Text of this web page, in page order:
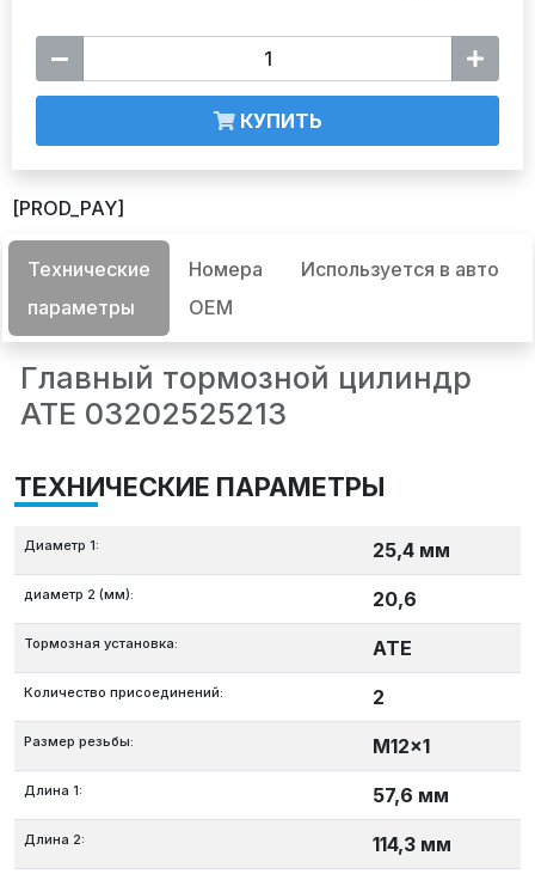
КУПИТЬ
[PROD_PAY]
Технические
параметры
Номера
OEM
Используется в авто
Главный тормозной цилиндр
ATE 03202525213
ТЕХНИЧЕСКИЕ ПАРАМЕТРЫ
Диаметр 1: 25,4 мм
диаметр 2 (мм): 20,6
Тормозная установка: ATE
Количество присоединений: 2
Размер резьбы: M12x1
Длина 1: 57,6 мм
Длина 2: 114,3 мм